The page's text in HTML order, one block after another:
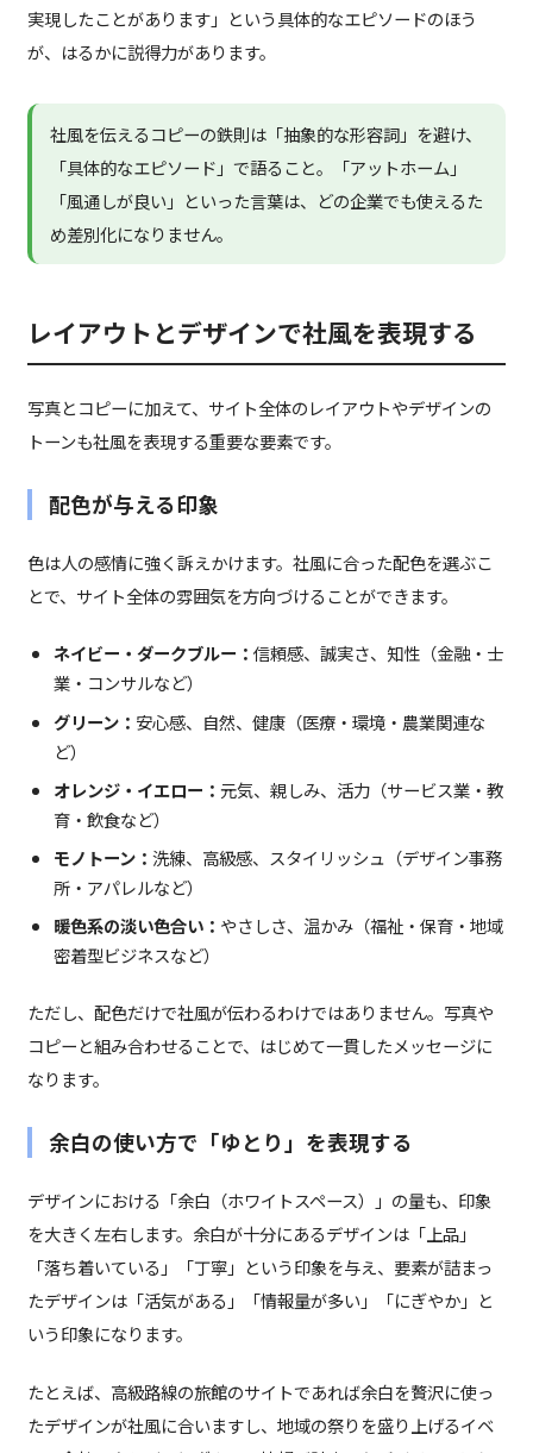
実現したことがあります」という具体的なエピソードのほう
が、はるかに説得力があります。
社風を伝えるコピーの鉄則は「抽象的な形容詞」を避け、
「具体的なエピソード」で語ること。「アットホーム」
「風通しが良い」といった言葉は、どの企業でも使えるた
め差別化になりません。
レイアウトとデザインで社風を表現する
写真とコピーに加えて、サイト全体のレイアウトやデザインの
トーンも社風を表現する重要な要素です。
配色が与える印象
色は人の感情に強く訴えかけます。社風に合った配色を選ぶこ
とで、サイト全体の雰囲気を方向づけることができます。
ネイビー・ダークブルー： 信頼感、誠実さ、知性（金融・士
業・コンサルなど）
グリーン： 安心感、自然、健康（医療・環境・農業関連な
ど）
オレンジ・イエロー： 元気、親しみ、活力（サービス業・教
育・飲食など）
モノトーン： 洗練、高級感、スタイリッシュ（デザイン事務
所・アパレルなど）
暖色系の淡い色合い： やさしさ、温かみ（福祉・保育・地域
密着型ビジネスなど）
ただし、配色だけで社風が伝わるわけではありません。写真や
コピーと組み合わせることで、はじめて一貫したメッセージに
なります。
余白の使い方で「ゆとり」を表現する
デザインにおける「余白（ホワイトスペース）」の量も、印象
を大きく左右します。余白が十分にあるデザインは「上品」
「落ち着いている」「丁寧」という印象を与え、要素が詰まっ
たデザインは「活気がある」「情報量が多い」「にぎやか」と
いう印象になります。
たとえば、高級路線の旅館のサイトであれば余白を贅沢に使っ
たデザインが社風に合いますし、地域の祭りを盛り上げるイベ